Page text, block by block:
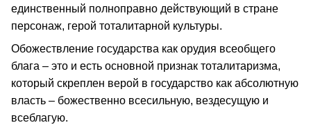
единственный полноправно действующий в стране
персонаж, герой тоталитарной культуры.
Обожествление государства как орудия всеобщего
блага – это и есть основной признак тоталитаризма,
который скреплен верой в государство как абсолютную
власть – божественно всесильную, вездесущую и
всеблагую.